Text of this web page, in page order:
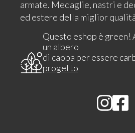
armate. Medaglie, nastri e
ed estere della miglior
Questo eshop è
un albero
di caoba per essere
progetto